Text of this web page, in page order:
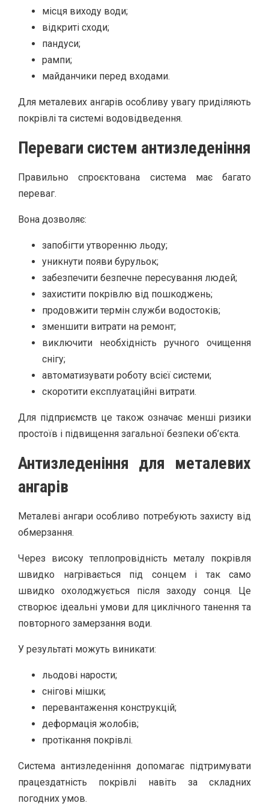
місця виходу води;
відкриті сходи;
пандуси;
рампи;
майданчики перед входами.
Для металевих ангарів особливу увагу приділяють
покрівлі та системі водовідведення.
Переваги систем антизледеніння
Правильно спроєктована система має багато
переваг.
Вона дозволяє:
запобігти утворенню льоду;
уникнути появи бурульок;
забезпечити безпечне пересування людей;
захистити покрівлю від пошкоджень;
продовжити термін служби водостоків;
зменшити витрати на ремонт;
виключити необхідність ручного очищення
снігу;
автоматизувати роботу всієї системи;
скоротити експлуатаційні витрати.
Для підприємств це також означає менші ризики
простоїв і підвищення загальної безпеки об’єкта.
Антизледеніння для металевих
ангарів
Металеві ангари особливо потребують захисту від
обмерзання.
Через високу теплопровідність металу покрівля
швидко нагрівається під сонцем і так само
швидко охолоджується після заходу сонця. Це
створює ідеальні умови для циклічного танення та
повторного замерзання води.
У результаті можуть виникати:
льодові нарости;
снігові мішки;
перевантаження конструкцій;
деформація жолобів;
протікання покрівлі.
Система антизледеніння допомагає підтримувати
працездатність покрівлі навіть за складних
погодних умов.